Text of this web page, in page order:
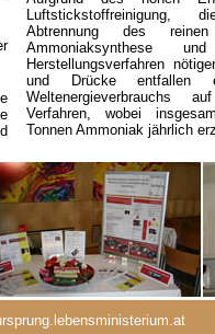
Luftstickstoffreinigung,
Abtrennung des
Ammoniaksynthese
Herstellungsverfahren
und Drücke
Weltenergieverbrauchs
Verfahren, wobei
Tonnen Ammoniak jährlich